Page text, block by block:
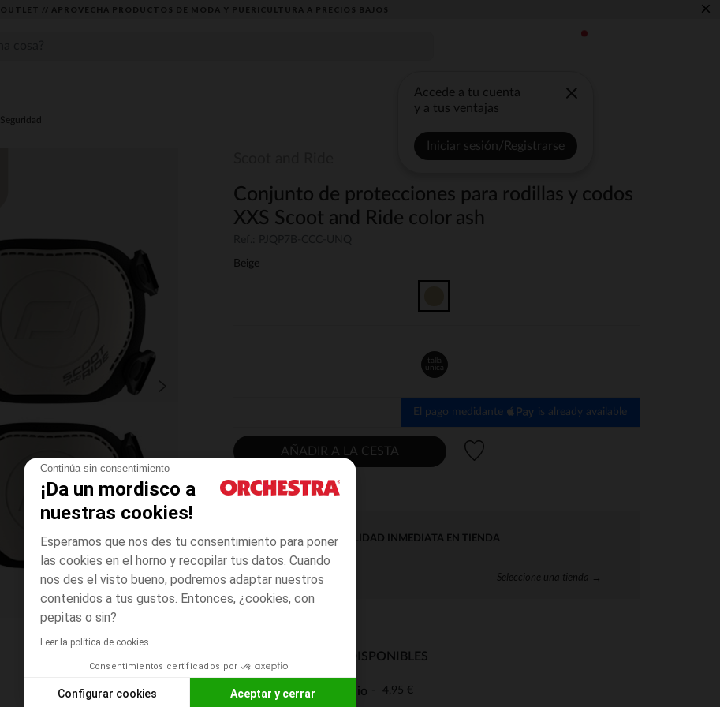
Continúa sin consentimiento
¡Da un mordisco a
nuestras cookies!
Esperamos que nos des tu consentimiento para poner
las cookies en el horno y recopilar tus datos. Cuando
nos des el visto bueno, podremos adaptar nuestros
contenidos a tus gustos. Entonces, ¿cookies, con
pepitas o sin?
Leer la política de cookies
Consentimientos certificados por
Configurar cookies Aceptar y cerrar
OUTLET // APROVECHA PRODUCTOS DE MODA Y PUERICULTURA A PRECIOS BAJOS ×
Accede a tu cuenta
y a tus ventajas
Iniciar sesión/Registrarse
Seguridad
Conjunto de protecciones para rodillas y codos
XXS Scoot and Ride color ash
Beige
talla
unica
El pago medidante is already available
AÑADIR A LA CESTA
DISPONIBILIDAD INMEDIATA EN TIENDA
Seleccione una tienda →
MODOS DE ENVÍO DISPONIBLES
Entrega a domicilio 4,95 €